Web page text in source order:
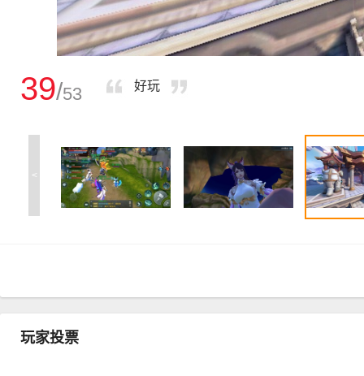
39/53 好玩
<
玩家投票